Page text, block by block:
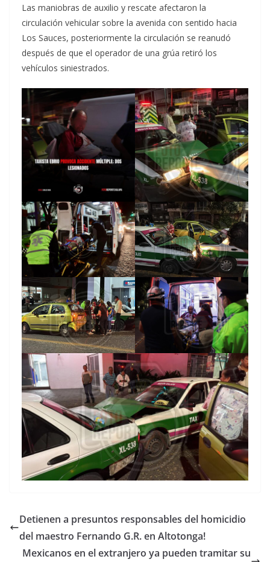
Las maniobras de auxilio y rescate afectaron la
circulación vehicular sobre la avenida con sentido hacia
Los Sauces, posteriormente la circulación se reanudó
después de que el operador de una grúa retiró los
vehículos siniestrados.
Detienen a presuntos responsables del homicidio
del maestro Fernando G.R. en Altotonga!
Mexicanos en el extranjero ya pueden tramitar su